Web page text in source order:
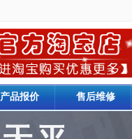
产品报价 售后维修